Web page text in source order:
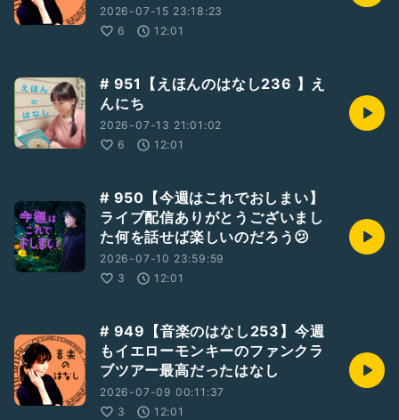
2026-07-15 23:18:23
6
12:01
# 951【えほんのはなし236 】え
んにち
2026-07-13 21:01:02
6
12:01
# 950【今週はこれでおしまい】
ライブ配信ありがとうございまし
た何を話せば楽しいのだろう😕
2026-07-10 23:59:59
3
12:01
# 949【音楽のはなし253】今週
もイエローモンキーのファンクラ
ブツアー最高だったはなし
2026-07-09 00:11:37
3
12:01